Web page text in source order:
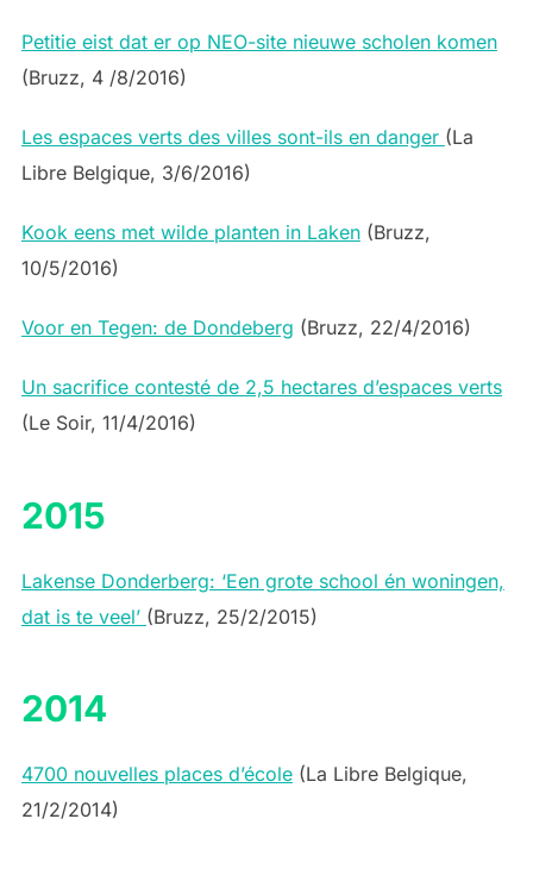
Petitie eist dat er op NEO-site nieuwe scholen komen
(Bruzz, 4 /8/2016)
Les espaces verts des villes sont-ils en danger (La
Libre Belgique, 3/6/2016)
Kook eens met wilde planten in Laken(Bruzz,
10/5/2016)
Voor en Tegen: de Dondeberg (Bruzz, 22/4/2016)
Un sacrifice contesté de 2,5 hectares d’espaces verts
(Le Soir, 11/4/2016)
2015
Lakense Donderberg: ‘Een grote school én woningen,
dat is te veel’ (Bruzz, 25/2/2015)
2014
4700 nouvelles places d’école(La Libre Belgique,
21/2/2014)